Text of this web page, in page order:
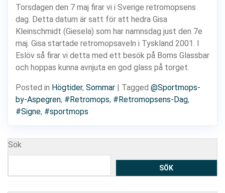
Torsdagen den 7 maj firar vi i Sverige retromopsens
dag. Detta datum är satt för att hedra Gisa
Kleinschmidt (Giesela) som har namnsdag just den 7e
maj. Gisa startade retromopsaveln i Tyskland 2001. I
Eslöv så firar vi detta med ett besök på Boms Glassbar
och hoppas kunna avnjuta en god glass på torget.
Posted in Högtider, Sommar Tagged @Sportmops-
by-Aspegren, #Retromops, #Retromopsens-Dag,
#Signe, #sportmops
Sök
SÖK